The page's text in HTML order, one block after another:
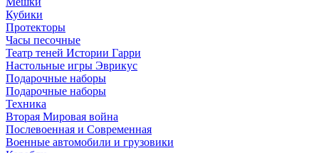
Кубики
Протекторы
Часы песочные
Театр теней Истории Гарри
Настольные игры Эврикус
Подарочные наборы
Подарочные наборы
Техника
Вторая Мировая война
Послевоенная и Современная
Военные автомобили и грузовики